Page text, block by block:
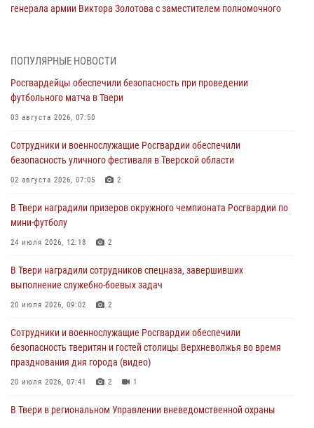
генерала армии Виктора Золотова с заместителем полномочного
31 июля 2026, 05:42 4
Росгвардейцы в Твери приняли участие в молебне, посвященном
Дню Крещения Руси
28 июля 2026, 11:30
Сотрудники вневедомственной охраны совершили 250 выездов и
пресекли 20 правонарушений за неделю в Тверской области
27 июля 2026, 08:29
В Твери наградили призеров окружного чемпионата Росгвардии по
мини-футболу
24 июля 2026, 12:18 2
Росгвардейцы оказали помощь водителю на дороге в городе Кашин
22 июля 2026, 08:35
ПОПУЛЯРНЫЕ НОВОСТИ
Росгвардейцы обеспечили безопасность при проведении
футбольного матча в Твери
03 августа 2026, 07:50
Сотрудники и военнослужащие Росгвардии обеспечили
безопасность уличного фестиваля в Тверской области
02 августа 2026, 07:05 2
В Твери наградили призеров окружного чемпионата Росгвардии по
мини-футболу
24 июля 2026, 12:18 2
В Твери наградили сотрудников спецназа, завершивших
выполнение служебно-боевых задач
20 июля 2026, 09:02 2
Сотрудники и военнослужащие Росгвардии обеспечили
безопасность тверитян и гостей столицы Верхневолжья во время
празднования дня города (видео)
20 июля 2026, 07:41 2 1
В Твери в региональном Управлении вневедомственной охраны